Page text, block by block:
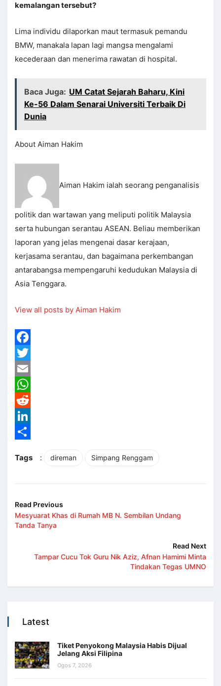
kemalangan tersebut?
Lima individu dilaporkan maut termasuk pemandu
BMW, manakala lapan lagi mangsa mengalami
kecederaan dan menerima rawatan di hospital.
Baca Juga: UM Catat Sejarah Baharu, Kini
Ke-56 Dalam Senarai Universiti Terbaik Di
Dunia
About Aiman Hakim
Aiman Hakim ialah seorang penganalisis
politik dan wartawan yang meliputi politik Malaysia
serta hubungan serantau ASEAN. Beliau memberikan
laporan yang jelas mengenai dasar kerajaan,
kerjasama serantau, dan bagaimana perkembangan
antarabangsa mempengaruhi kedudukan Malaysia di
Asia Tenggara.
View all posts by Aiman Hakim
Facebook
Twitter
Email
WhatsApp
Reddit
LinkedIn
Tags
: direman Simpang Renggam
Read Previous
Mesyuarat Khas di Rumah MB N. Sembilan Undang
Tanda Tanya
Read Next
Tampar Cucu Tok Guru Nik Aziz, Afnan Hamimi Minta
Tindakan Tegas UMNO
Latest
Tiket Penyokong Malaysia Habis Dijual
Jelang Aksi Filipina
Ogos 7, 2026